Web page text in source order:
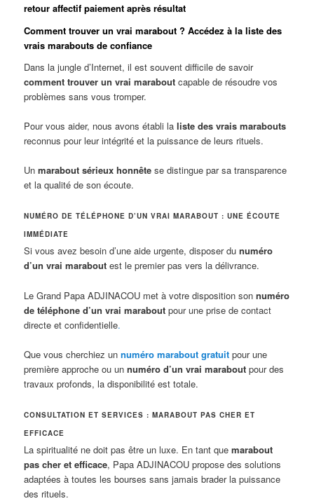
retour affectif paiement après résultat
Comment trouver un vrai marabout ? Accédez à la liste des
vrais marabouts de confiance
Dans la jungle d’Internet, il est souvent difficile de savoir
comment trouver un vrai marabout capable de résoudre vos
problèmes sans vous tromper.
Pour vous aider, nous avons établi laliste des vrais marabouts
reconnus pour leur intégrité et la puissance de leurs rituels.
Unmarabout sérieux honnête se distingue par sa transparence
et la qualité de son écoute.
NUMÉRO DE TÉLÉPHONE D’UN VRAI MARABOUT : UNE ÉCOUTE
IMMÉDIATE
Si vous avez besoin d’une aide urgente, disposer dunuméro
d’un vrai marabout est le premier pas vers la délivrance.
Le Grand Papa ADJINACOU met à votre disposition sonnuméro
de téléphone d’un vrai marabout pour une prise de contact
directe et confidentielle.
Que vous cherchiez unnuméro marabout gratuit pour une
première approche ou unnuméro d’un vrai marabout pour des
travaux profonds, la disponibilité est totale.
CONSULTATION ET SERVICES : MARABOUT PAS CHER ET
EFFICACE
La spiritualité ne doit pas être un luxe. En tant quemarabout
pas cher et efficace, Papa ADJINACOU propose des solutions
adaptées à toutes les bourses sans jamais brader la puissance
des rituels.